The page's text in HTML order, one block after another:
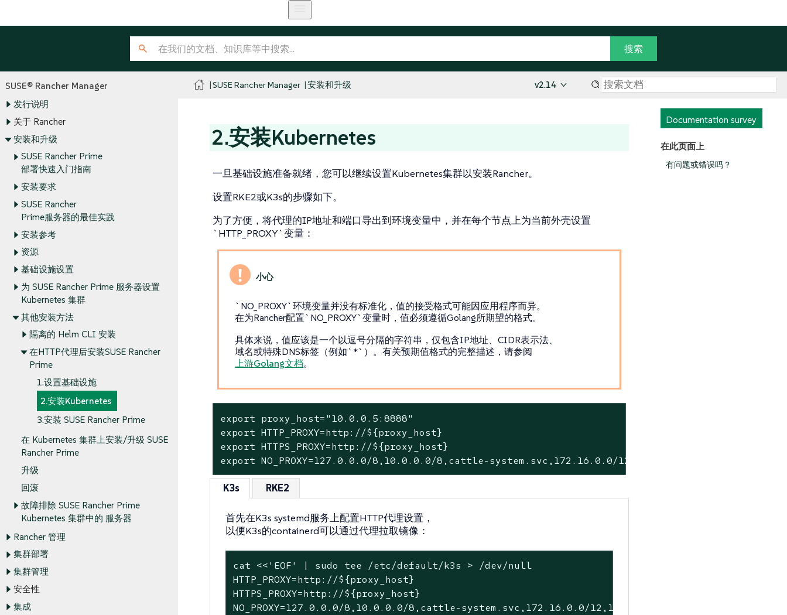
SUSE® Rancher Manager
发行说明
关于 Rancher
安装和升级
SUSE Rancher Prime
部署快速入门指南
安装要求
SUSE Rancher
Prime服务器的最佳实践
安装参考
资源
基础设施设置
为 SUSE Rancher Prime 服务器设置
Kubernetes 集群
其他安装方法
隔离的 Helm CLI 安装
在HTTP代理后安装SUSE Rancher
Prime
1.设置基础设施
2.安装Kubernetes
3.安装 SUSE Rancher Prime
在 Kubernetes 集群上安装/升级 SUSE
Rancher Prime
升级
回滚
故障排除 SUSE Rancher Prime
Kubernetes 集群中的 服务器
Rancher 管理
集群部署
集群管理
安全性
集成
SUSE Rancher Manager 安装和升级 v2.14
Documentation survey
在此页面上
有问题或错误吗？
2.安装Kubernetes
一旦基础设施准备就绪，您可以继续设置Kubernetes集群以安装Rancher。
设置RKE2或K3s的步骤如下。
为了方便，将代理的IP地址和端口导出到环境变量中，并在每个节点上为当前外壳设置
`HTTP_PROXY`变量：
`NO_PROXY`环境变量并没有标准化，值的接受格式可能因应用程序而异。
在为Rancher配置`NO_PROXY`变量时，值必须遵循Golang所期望的格式。
具体来说，值应该是一个以逗号分隔的字符串，仅包含IP地址、CIDR表示法、
域名或特殊DNS标签（例如`*`）。有关预期值格式的完整描述，请参阅
上游Golang文档。
export proxy_host="10.0.0.5:8888"
export HTTP_PROXY=http://${proxy_host}
export HTTPS_PROXY=http://${proxy_host}
export NO_PROXY=127.0.0.0/8,10.0.0.0/8,cattle-system.svc,172.16.0.0/12,192.168.0.0/16
K3s RKE2
首先在K3s systemd服务上配置HTTP代理设置，
以便K3s的containerd可以通过代理拉取镜像：
cat <<'EOF' | sudo tee /etc/default/k3s > /dev/null
HTTP_PROXY=http://${proxy_host}
HTTPS_PROXY=http://${proxy_host}
NO_PROXY=127.0.0.0/8,10.0.0.0/8,cattle-system.svc,172.16.0.0/12,192.168.0.0/